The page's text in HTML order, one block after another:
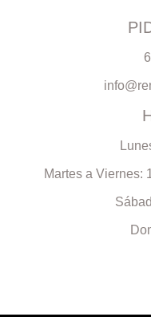
Martes a Viernes: